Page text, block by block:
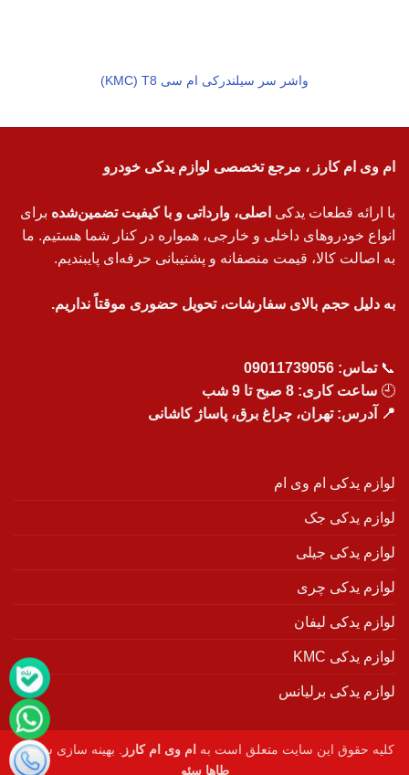
واشر سر سیلندرکی ام سی KMC) T8)
ام وی ام کارز ، مرجع تخصصی لوازم یدکی خودرو
با ارائه قطعات یدکی اصلی، وارداتی و با کیفیت تضمین‌شده برای
انواع خودروهای داخلی و خارجی، همواره در کنار شما هستیم. ما
به اصالت کالا، قیمت منصفانه و پشتیبانی حرفه‌ای پایبندیم.
به دلیل حجم بالای سفارشات، تحویل حضوری موقتاً نداریم.
📞تماس: 09011739056
🕘 ساعت کاری: 8 صبح تا 9 شب
📍 آدرس: تهران، چراغ برق، پاساژ کاشانی
لوازم یدکی ام وی ام
لوازم یدکی جک
لوازم یدکی جیلی
لوازم یدکی چری
لوازم یدکی لیفان
لوازم یدکی KMC
لوازم یدکی برلیانس
کلیه حقوق این سایت متعلق است به ام وی ام کارز
. بهینه سازی سایت :
طاها سئو